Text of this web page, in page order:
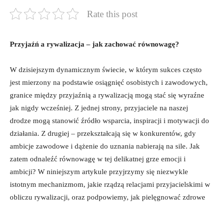
Rate this post
Przyjaźń a rywalizacja – jak zachować⁤ równowagę?
W dzisiejszym​ dynamicznym⁤ świecie, w którym sukces często
jest mierzony na podstawie osiągnięć osobistych i zawodowych,
granice ‌między⁤ przyjaźnią a rywalizacją mogą stać się wyraźne
jak nigdy wcześniej. Z jednej‌ strony, przyjaciele ​na naszej
drodze mogą‍ stanowić‍ źródło wsparcia, inspiracji i motywacji do
działania. Z drugiej ⁤– przekształcają się w konkurentów, gdy
ambicje zawodowe ⁣i dążenie do uznania nabierają na sile. ‍Jak
‍zatem odnaleźć równowagę w tej‍ delikatnej grze emocji ⁣i
ambicji? W niniejszym artykule przyjrzymy⁤ się niezwykle
istotnym mechanizmom, ​jakie rządzą relacjami przyjacielskimi‌ w
obliczu rywalizacji, oraz podpowiemy, jak pielęgnować​ zdrowe